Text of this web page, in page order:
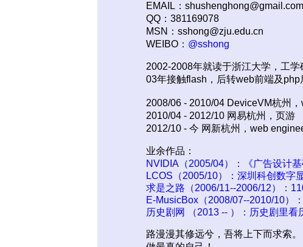
EMAIL：shushenghong@gmail.com
QQ：381169078
MSN：sshong@zju.edu.cn
WEIBO： @sshong
2002-2008年就读于浙江大学，工学
03年接触flash，后转web前端及php
2008/06 - 2010/04 DeviceVM杭州
2010/04 - 2012/10 网易杭州，页游
2012/10 - 今 网新杭州，web
业余作品：
NVIDIA（2005/04）：《广告设计基
LCOS（2005/10）：深圳科创数字
求是之路（2006/11--2006/12）：
E-MusicBox（2008/07--2010/10）
历史剧网 （2013 -- ）：历史剧里看
路漫漫其修远兮，吾将上下而求索。